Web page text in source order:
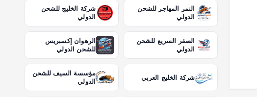
النمر المهاجر للشحن
الدولي
شركة الخليج للشحن
الدولي
الصقر السريع للشحن
الدولي
الرهوان إكسبريس
للشحن الدولي
شركة الخليج العربي
مؤسسة السيف للشحن
الدولي